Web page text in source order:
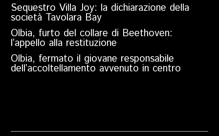
Sequestro Villa Joy: la dichiarazione della
società Tavolara Bay
Olbia, furto del collare di Beethoven:
l’appello alla restituzione
Olbia, fermato il giovane responsabile
dell’accoltellamento avvenuto in centro